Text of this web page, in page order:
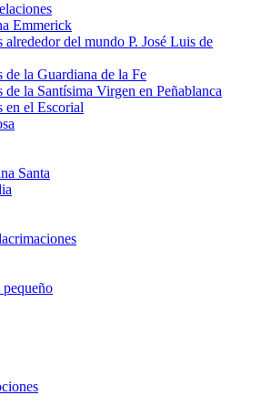
Emmerick
alrededor del mundo P. José Luis de
de la Guardiana de la Fe
de la Santísima Virgen en Peñablanca
en el Escorial
Santa